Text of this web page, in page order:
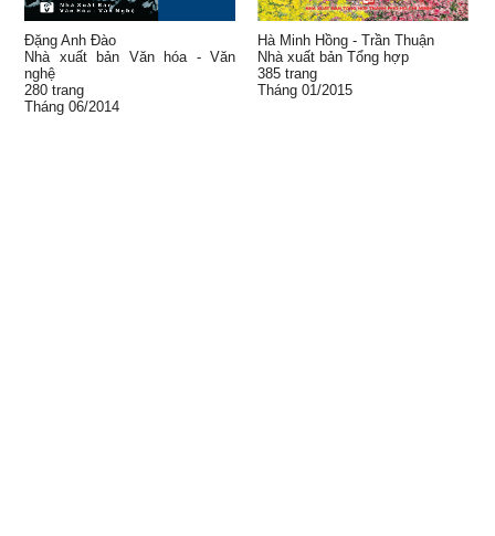
Đặng Anh Đào
Nhà xuất bản Văn hóa - Văn
nghệ
280 trang
Tháng 06/2014
Hà Minh Hồng - Trần Thuận
Nhà xuất bản Tổng hợp
385 trang
Tháng 01/2015